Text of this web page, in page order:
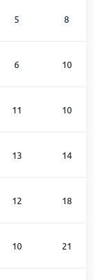
5 8
6 10
11 10
13 14
12 18
10 21